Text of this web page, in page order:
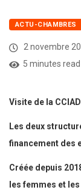
ACTU-CHAMBRES
2 novembre
5 minutes read
Visite de la CCIAD
Les deux
financement des
Créée depuis
les femmes et